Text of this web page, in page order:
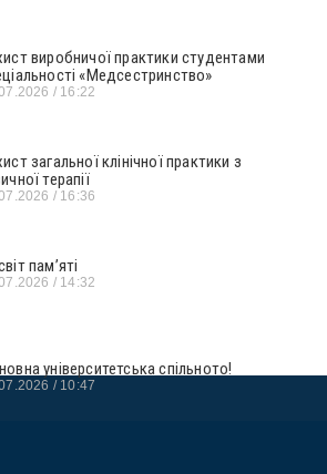
виробничої практики студентами
«Медсестринство»
16:22
загальної клінічної практики з
терапії
16:36
пам’яті
14:32
університетська спільното!
10:47